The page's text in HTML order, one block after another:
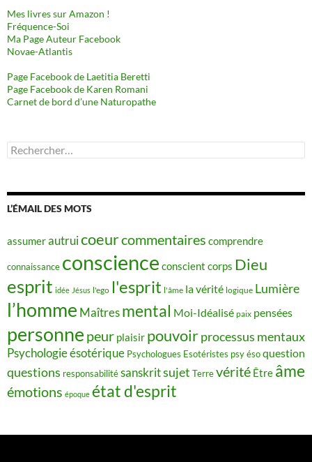
Mes livres sur Amazon !
Fréquence-Soi
Ma Page Auteur Facebook
Novae-Atlantis
Page Facebook de Laetitia Beretti
Page Facebook de Karen Romani
Carnet de bord d’une Naturopathe
Rechercher :
L’ÉMAIL DES MOTS
assumerautruicoeurcommentaires comprendre
connaissance conscience conscient corps Dieu
esprit idée Jésus l'ego l'esprit l'âme la vérité logique Lumière
l’homme Maîtres mental Moi-Idéalisé paix pensées
personne peur plaisir pouvoirprocessus mentaux
Psychologie ésotérique Psychologues Esotéristes psy ésoquestion
questions responsabilitésanskritsujet Terrevérité Être âme
émotions époque état d'esprit